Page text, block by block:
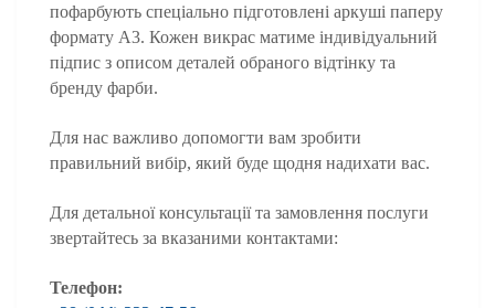
пофарбують спеціально підготовлені аркуші паперу
формату А3. Кожен викрас матиме індивідуальний
підпис з описом деталей обраного відтінку та
бренду фарби.
Для нас важливо допомогти вам зробити
правильний вибір, який буде щодня надихати вас.
Для детальної консультації та замовлення послуги
звертайтесь за вказаними контактами:
Телефон: